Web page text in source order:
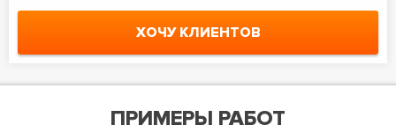
ХОЧУ КЛИЕНТОВ
ПРИМЕРЫ РАБОТ